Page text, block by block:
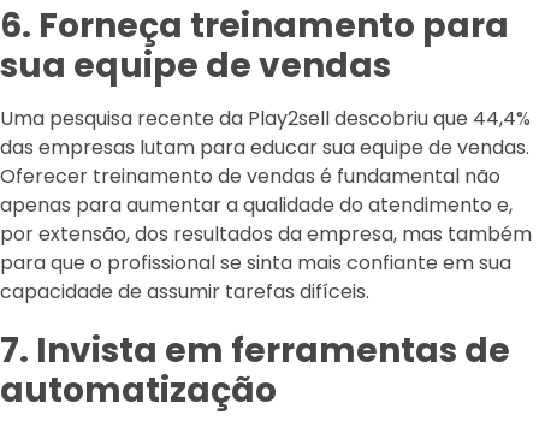
6. Forneça treinamento para
sua equipe de vendas
Uma pesquisa recente da Play2sell descobriu que 44,4%
das empresas lutam para educar sua equipe de vendas.
Oferecer treinamento de vendas é fundamental não
apenas para aumentar a qualidade do atendimento e,
por extensão, dos resultados da empresa, mas também
para que o profissional se sinta mais confiante em sua
capacidade de assumir tarefas difíceis.
7. Invista em ferramentas de
automatização